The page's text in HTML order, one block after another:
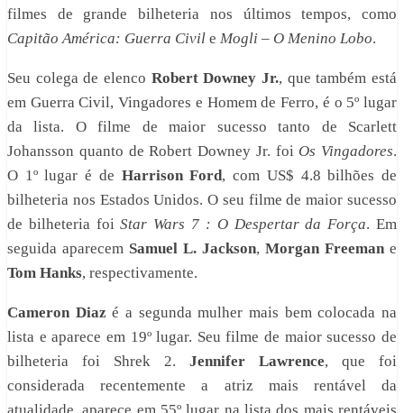
filmes de grande bilheteria nos últimos tempos, como
Capitão América: Guerra Civil e Mogli – O Menino Lobo.
Seu colega de elenco Robert Downey Jr., que também está
em Guerra Civil, Vingadores e Homem de Ferro, é o 5º lugar
da lista. O filme de maior sucesso tanto de Scarlett
Johansson quanto de Robert Downey Jr. foi Os Vingadores.
O 1º lugar é de Harrison Ford, com US$ 4.8 bilhões de
bilheteria nos Estados Unidos. O seu filme de maior sucesso
de bilheteria foiStar Wars 7 : O Despertar da Força. Em
seguida aparecem Samuel L. Jackson, Morgan Freeman e
Tom Hanks, respectivamente.
Cameron Diazé a segunda mulher mais bem colocada na
lista e aparece em 19º lugar. Seu filme de maior sucesso de
bilheteria foi Shrek 2. Jennifer Lawrence, que foi
considerada recentemente a atriz mais rentável da